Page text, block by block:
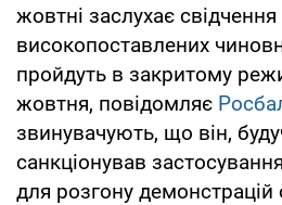
жовтні заслухає
високопоставлених
пройдуть в закритому
жовтня, повідомляє
звинувачують, що він,
санкціонував
для розгону